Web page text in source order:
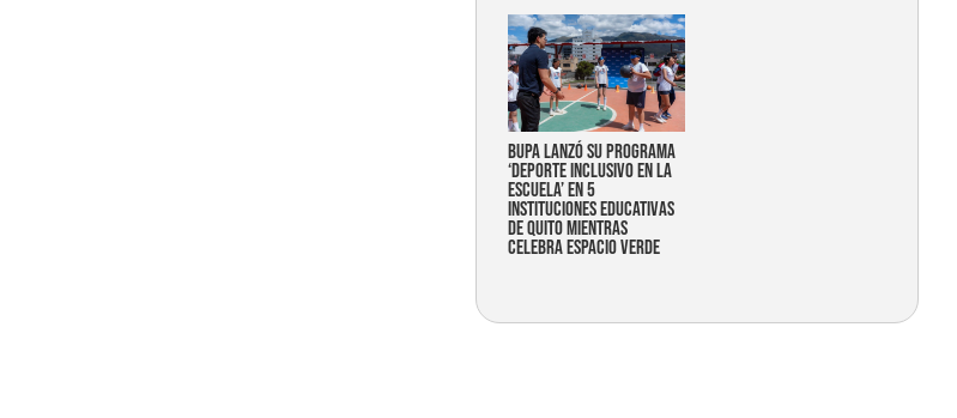
Bupa lanzó su programa
‘Deporte Inclusivo en la
Escuela’ en 5
instituciones educativas
de Quito mientras
celebra espacio verde